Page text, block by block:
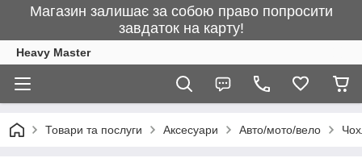
Магазин залишає за собою право попросити
завдаток на карту!
Heavy Master
Товари та послуги Аксесуари Авто/мото/вело